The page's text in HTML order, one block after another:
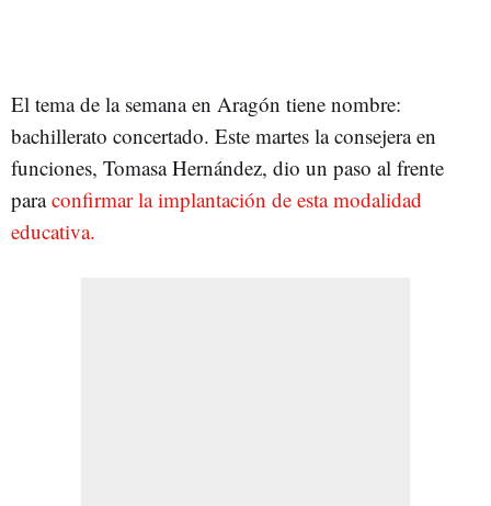
El tema de la semana en Aragón tiene nombre:
bachillerato concertado. Este martes la consejera en
funciones, Tomasa Hernández, dio un paso al frente
paraconfirmar la implantación de esta modalidad
educativa.